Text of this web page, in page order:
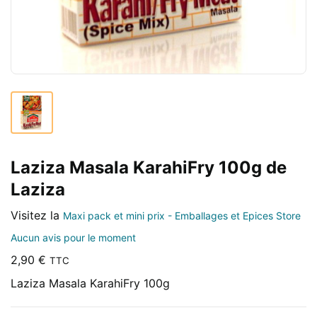
Laziza Masala KarahiFry 100g de
Laziza
Visitez la Maxi pack et mini prix - Emballages et Epices Store
Aucun avis pour le moment
2,90 € TTC
Laziza Masala KarahiFry 100g